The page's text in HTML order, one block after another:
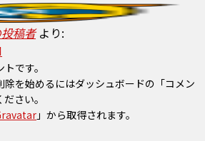
稿者 より:
です。
除を始めるにはダッシュボードの「コメン
さい。
」から取得されます。